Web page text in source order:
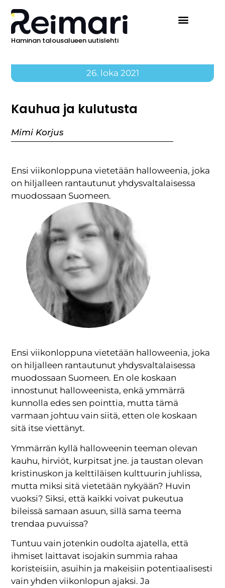
Haminan talousalueen uutislehti
26. loka 2021
Kauhua ja kulutusta
Mimi Korjus
Ensi viikonloppuna vietetään halloweenia, joka
on hiljalleen rantautunut yhdysvaltalaisessa
muodossaan Suomeen.
Ensi viikonloppuna vietetään halloweenia, joka
on hiljalleen rantautunut yhdysvaltalaisessa
muodossaan Suomeen. En ole koskaan
innostunut halloweenista, enkä ymmärrä
kunnolla edes sen pointtia, mutta tämä
varmaan johtuu vain siitä, etten ole koskaan
sitä itse viettänyt.
Ymmärrän kyllä halloweenin teeman olevan
kauhu, hirviöt, kurpitsat jne. ja taustan olevan
kristinuskon ja kelttiläisen kulttuurin juhlissa,
mutta miksi sitä vietetään nykyään? Huvin
vuoksi? Siksi, että kaikki voivat pukeutua
bileissä samaan asuun, sillä sama teema
trendaa puvuissa?
Tuntuu vain jotenkin oudolta ajatella, että
ihmiset laittavat isojakin summia rahaa
koristeisiin, asuihin ja makeisiin potentiaalisesti
vain yhden viikonlopun ajaksi. Ja